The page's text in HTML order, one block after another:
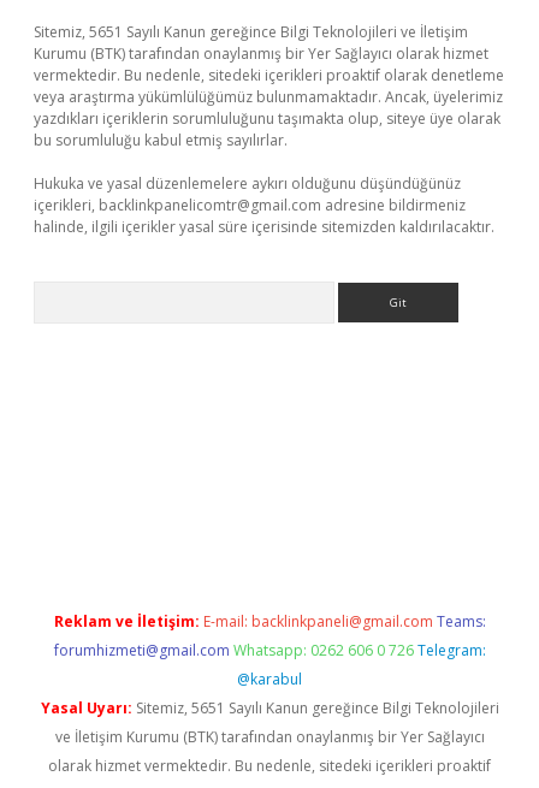
Sitemiz, 5651 Sayılı Kanun gereğince Bilgi Teknolojileri ve İletişim
Kurumu (BTK) tarafından onaylanmış bir Yer Sağlayıcı olarak hizmet
vermektedir. Bu nedenle, sitedeki içerikleri proaktif olarak denetleme
veya araştırma yükümlülüğümüz bulunmamaktadır. Ancak, üyelerimiz
yazdıkları içeriklerin sorumluluğunu taşımakta olup, siteye üye olarak
bu sorumluluğu kabul etmiş sayılırlar.
Hukuka ve yasal düzenlemelere aykırı olduğunu düşündüğünüz
içerikleri, backlinkpanelicomtr@gmail.com adresine bildirmeniz
halinde, ilgili içerikler yasal süre içerisinde sitemizden kaldırılacaktır.
Reklam ve İletişim: E-mail: backlinkpaneli@gmail.com Teams:
forumhizmeti@gmail.com Whatsapp: 0262 606 0 726 Telegram:
@karabul
Yasal Uyarı: Sitemiz, 5651 Sayılı Kanun gereğince Bilgi Teknolojileri
ve İletişim Kurumu (BTK) tarafından onaylanmış bir Yer Sağlayıcı
olarak hizmet vermektedir. Bu nedenle, sitedeki içerikleri proaktif